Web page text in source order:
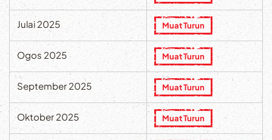
Julai 2025 Muat Turun
Ogos 2025 Muat Turun
September 2025 Muat Turun
Oktober 2025 Muat Turun